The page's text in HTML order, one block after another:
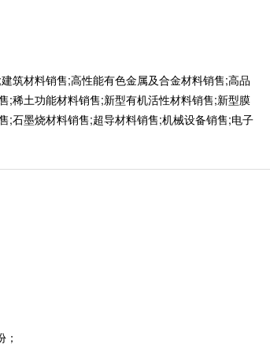
筑材料销售;高性能有色金属及合金材料销售;高品
;稀土功能材料销售;新型有机活性材料销售;新型膜
;石墨烧材料销售;超导材料销售;机械设备销售;电子
；